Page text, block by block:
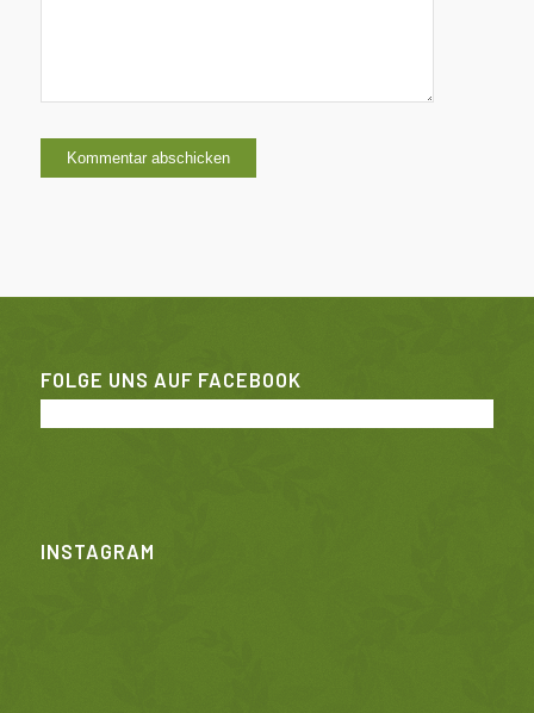
FOLGE UNS AUF FACEBOOK
INSTAGRAM